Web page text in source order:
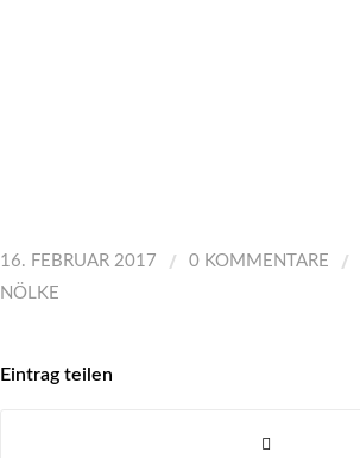
16. FEBRUAR 2017 / 0 KOMMENTARE /
NÖLKE
Eintrag teilen